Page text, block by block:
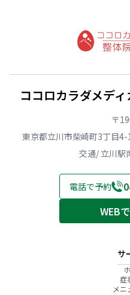
ココロカラダメデ
〒
東京都立川市柴崎町3丁目4-
交通/ 立川駅
電話で予約
WEB
サ
症
メニ